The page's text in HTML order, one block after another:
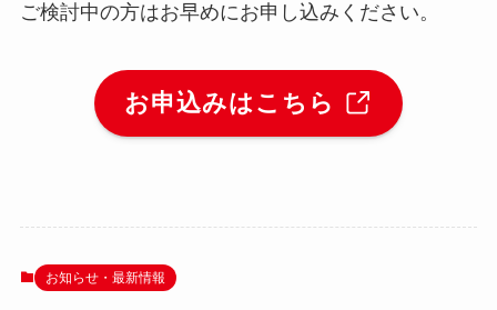
ご検討中の方はお早めにお申し込みください。
お申込みはこちら
お知らせ・最新情報